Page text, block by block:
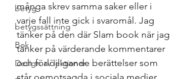
betyg
betygssättning
Bok
Design av lektioner
många skrev samma saker eller i
varje fall inte gick i svaromål. Jag
tänker på den där Slam book när jag
tänker på värderande kommentarer
och förlöjligande berättelser som